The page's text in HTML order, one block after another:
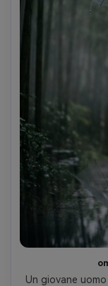
Un giovane